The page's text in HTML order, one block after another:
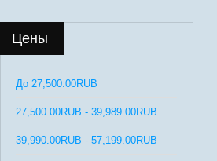
Цены
До 27,500.00RUB
27,500.00RUB - 39,989.00RUB
39,990.00RUB - 57,199.00RUB